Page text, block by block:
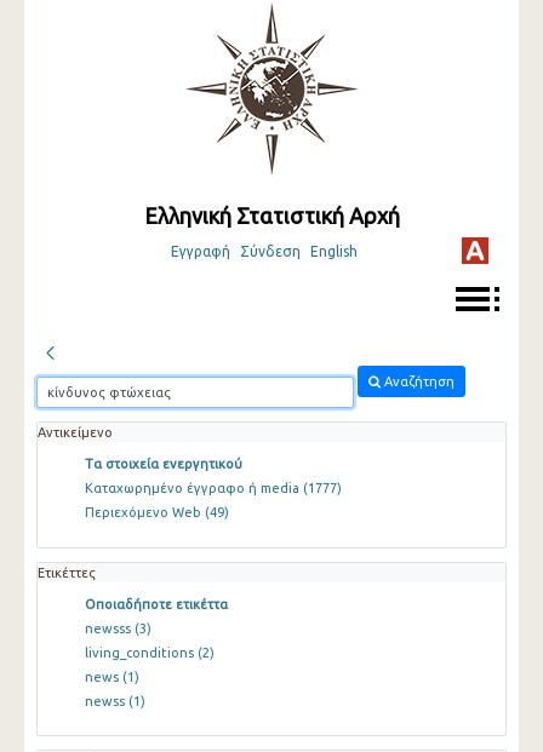
Ελληνική Στατιστική Αρχή
Εγγραφή Σύνδεση English
Αναζήτηση
Αντικείμενο
Τα στοιχεία ενεργητικού
Καταχωρημένο έγγραφο ή media (1777)
Περιεχόμενο Web (49)
Ετικέττες
Οποιαδήποτε ετικέττα
newsss (3)
living_conditions (2)
news (1)
newss (1)